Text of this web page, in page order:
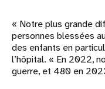
« Notre plus grande
personnes blessées
des enfants en
l’hôpital. « En 2022,
guerre, et 480 en